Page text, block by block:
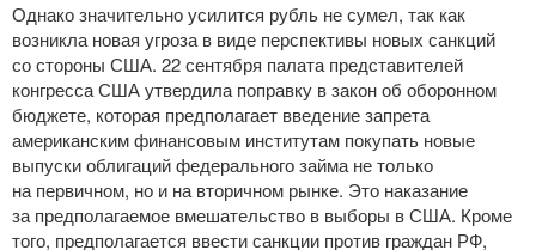
Однако значительно усилится рубль не сумел, так как
возникла новая угроза в виде перспективы новых санкций
со стороны США. 22 сентября палата представителей
конгресса США утвердила поправку в закон об оборонном
бюджете, которая предполагает введение запрета
американским финансовым институтам покупать новые
выпуски облигаций федерального займа не только
на первичном, но и на вторичном рынке. Это наказание
за предполагаемое вмешательство в выборы в США. Кроме
того, предполагается ввести санкции против граждан РФ,